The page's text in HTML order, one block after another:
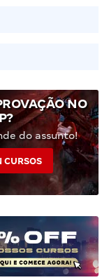
NO
do assunto!
CURSOS